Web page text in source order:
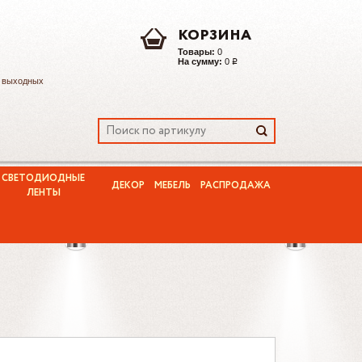
КОРЗИНА
Товары: 0
На сумму: 0 Р
СВЕТОДИОДНЫЕ
ЛЕНТЫ
ДЕКОР МЕБЕЛЬ РАСПРОДАЖА